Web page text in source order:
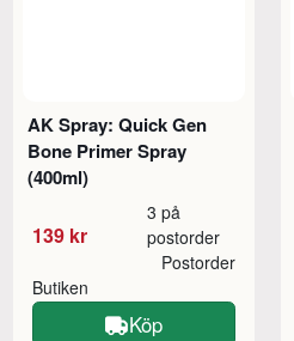
AK Spray: Quick Gen
Bone Primer Spray
(400ml)
139 kr
3 på
postorder
Butiken
Postorder
Köp